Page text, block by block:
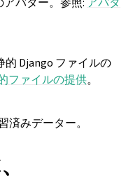
的 Django ファイルの
ファイルの提供。
済みデーター。